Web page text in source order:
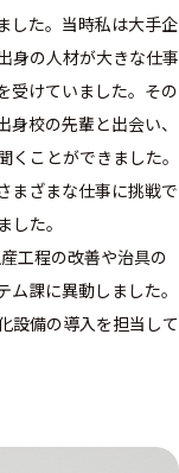
した。当時私は大手企
身の人材が大きな仕事
受けていました。その
校の先輩と出会い、
くことができました。
まざまな仕事に挑戦で
た。
工程の改善や治具の
課に異動しました。
設備の導入を担当して